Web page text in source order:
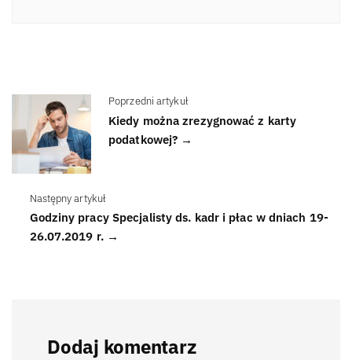
Poprzedni artykuł
Kiedy można zrezygnować z karty
podatkowej? →
Następny artykuł
Godziny pracy Specjalisty ds. kadr i płac w dniach 19-
26.07.2019 r. →
Dodaj komentarz